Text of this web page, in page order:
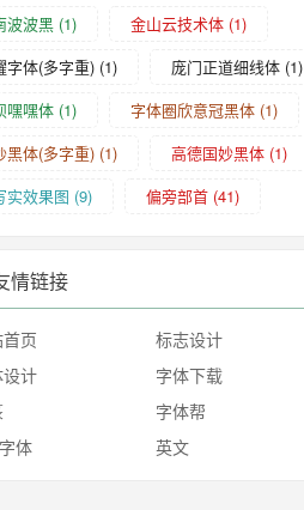
波波黑 (1) 金山云技术体 (1)
字体(多字重) (1) 庞门正道细线体 (1)
嘿嘿体 (1) 字体圈欣意冠黑体 (1)
黑体(多字重) (1) 高德国妙黑体 (1)
实效果图 (9) 偏旁部首 (41)
情链接
页
标志设计
计
字体下载
字体帮
体
英文